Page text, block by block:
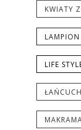
KWIATY
LIFE